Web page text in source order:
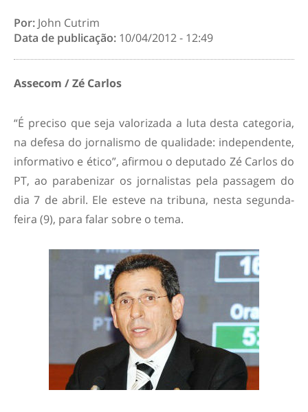
Por: John Cutrim
Data de publicação: 10/04/2012 - 12:49
Assecom / Zé Carlos
“É preciso que seja valorizada a luta desta categoria,
na defesa do jornalismo de qualidade: independente,
informativo e ético”, afirmou o deputado Zé Carlos do
PT, ao parabenizar os jornalistas pela passagem do
dia 7 de abril. Ele esteve na tribuna, nesta segunda-
feira (9), para falar sobre o tema.